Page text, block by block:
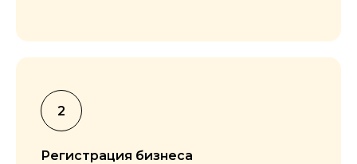
Регистрация бизнеса